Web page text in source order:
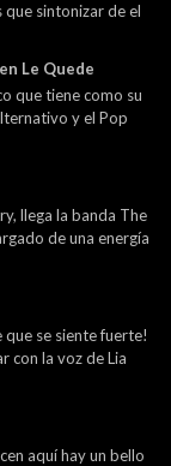
que sintonizar de el
Le Quede
que tiene como su
y el Pop
llega la banda The
de una energía
que se siente fuerte!
con la voz de Lia
aquí hay un bello